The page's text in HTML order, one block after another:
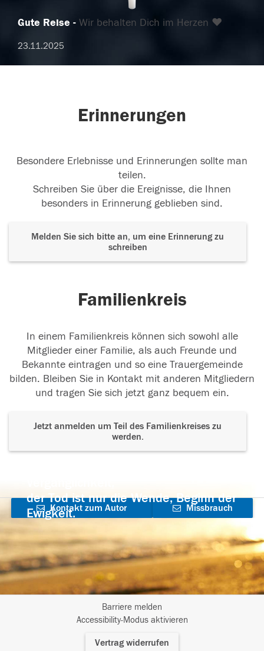
Gute Reise Wir behalten Dich im Herzen ❤️
23.11.2025
Erinnerungen
Besondere Erlebnisse und Erinnerungen sollte man
teilen.
Schreiben Sie über die Ereignisse, die Ihnen
besonders in Erinnerung geblieben sind.
Melden Sie sich bitte an, um eine Erinnerung zu
schreiben
Familienkreis
In einem Familienkreis können sich sowohl alle
Mitglieder einer Familie, als auch Freunde und
Bekannte eintragen und so eine Trauergemeinde
bilden. Bleiben Sie in Kontakt mit anderen Mitgliedern
und tragen Sie sich jetzt ganz bequem ein.
Jetzt anmelden um Teil des Familienkreises zu
werden.
der Tod ist nur die Wende, Beginn der
Ewigkeit.
Kontakt zum Autor
aufnehmen
Missbrauch
Barriere melden
Accessibility-Modus aktivieren
Vertrag widerrufen